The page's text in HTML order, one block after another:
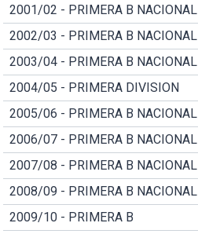
2001/02 - PRIMERA B NACIONAL
2002/03 - PRIMERA B NACIONAL
2003/04 - PRIMERA B NACIONAL
2004/05 - PRIMERA DIVISION
2005/06 - PRIMERA B NACIONAL
2006/07 - PRIMERA B NACIONAL
2007/08 - PRIMERA B NACIONAL
2008/09 - PRIMERA B NACIONAL
2009/10 - PRIMERA B